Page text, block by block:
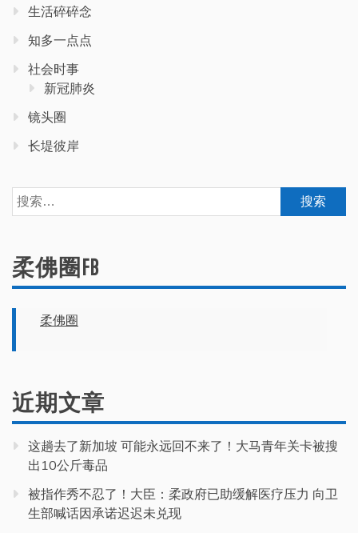
生活碎碎念
知多一点点
社会时事
新冠肺炎
镜头圈
长堤彼岸
搜
索：
柔佛圈FB
柔佛圈
近期文章
这趟去了新加坡 可能永远回不来了！大马青年关卡被搜
出10公斤毒品
被指作秀不忍了！大臣：柔政府已助缓解医疗压力 向卫
生部喊话因承诺迟迟未兑现